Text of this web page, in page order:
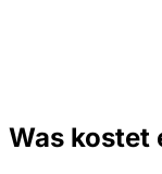
Was kostet